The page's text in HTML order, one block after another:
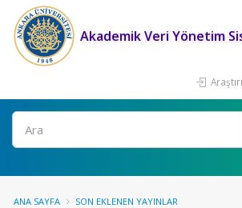
Akademik Veri Yönetim
Ara
ANA SAYFA SON EKLENEN YAYINLAR